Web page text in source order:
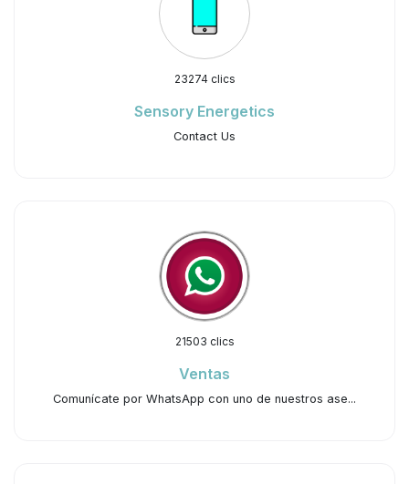
23274 clics
Sensory Energetics
Contact Us
21503 clics
Ventas
Comunícate por WhatsApp con uno de nuestros ase...